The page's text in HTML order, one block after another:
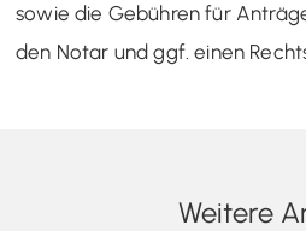
sowie die Gebühren für
den Notar und ggf. einen
Weitere